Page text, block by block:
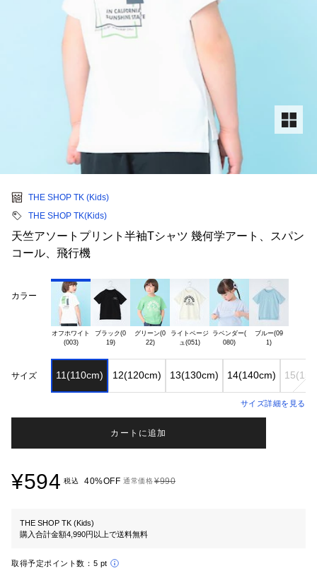
THE SHOP TK (Kids)
THE SHOP TK(Kids)
天竺アソートプリント半袖Tシャツ 幾何学アート、スパン
コール、飛行機
カラー
オフホワイト
(003)
ブラック(0
19)
グリーン(0
22)
ライトベージ ラベンダー(
ブルー(09
サイズ 11(110cm) 12(120cm) 13(130cm) 14(140cm)
サイズ詳細を見る
カートに追加
¥594 税込 40%OFF 通常価格¥990
THE SHOP TK (Kids)
購入合計金額4,990円以上で送料無料
取得予定ポイント数： 5 pt